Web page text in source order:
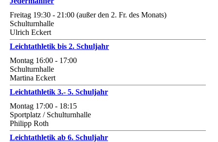
Freitag 19:30 - 21:00 (außer den 2. Fr. des Monats)
Schulturnhalle
Ulrich Eckert
Leichtathletik bis 2. Schuljahr
Montag 16:00 - 17:00
Schulturnhalle
Martina Eckert
Leichtathletik 3.- 5. Schuljahr
Montag 17:00 - 18:15
Sportplatz / Schulturnhalle
Philipp Roth
Leichtathletik ab 6. Schuljahr